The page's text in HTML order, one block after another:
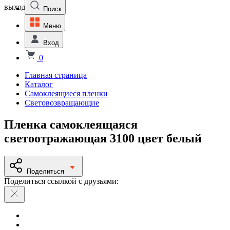
выходной
Поиск
Меню
Вход
0
Главная страница
Каталог
Самоклеящиеся пленки
Световозвращающие
Пленка самоклеящаяся
светоотражающая 3100 цвет белый
Поделиться
Поделиться ссылкой с друзьями: